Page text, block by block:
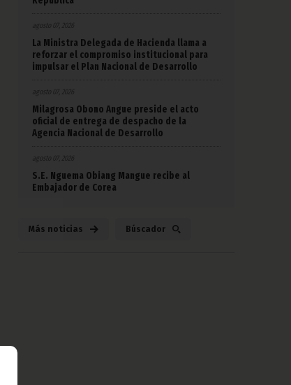
agosto 07, 2026
La Ministra Delegada de Hacienda llama a
reforzar el compromiso institucional para
impulsar el Plan Nacional de Desarrollo
agosto 07, 2026
Milagrosa Obono Angue preside el acto
oficial de entrega de despacho de la
Agencia Nacional de Desarrollo
agosto 07, 2026
S.E. Nguema Obiang Mangue recibe al
Embajador de Corea
Más noticias Búscador